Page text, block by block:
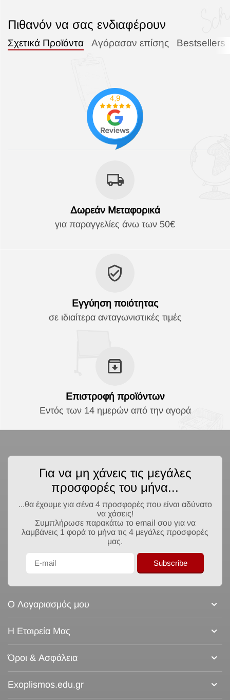
Πιθανόν να σας ενδιαφέρουν
Σχετικά Προϊόντα Αγόρασαν επίσης Bestsellers
Δωρεάν Μεταφορικά
για παραγγελίες άνω των 50€
Εγγύηση ποιότητας
σε ιδιαίτερα ανταγωνιστικές τιμές
Επιστροφή προϊόντων
Εντός των 14 ημερών από την αγορά
Για να μη χάνεις τις μεγάλες
προσφορές του μήνα...
...θα έχουμε για σένα 4 προσφορές που είναι αδύνατο
να χάσεις!
Συμπλήρωσε παρακάτω το email σου για να
λαμβάνεις 1 φορά το μήνα τις 4 μεγάλες προσφορές
μας.
Subscribe
Ο Λογαριασμός μου
Η Εταιρεία Μας
Όροι & Ασφάλεια
Exoplismos.edu.gr